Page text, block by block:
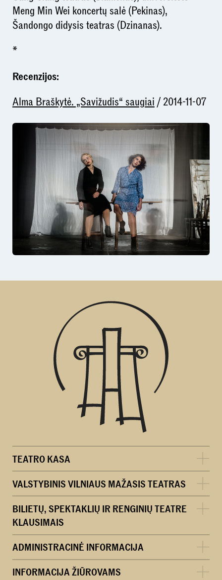
Meng Min Wei koncertų salė (Pekinas),
Šandongo didysis teatras (Dzinanas).
*
Recenzijos:
Alma Braškytė. „Savižudis“ saugiai / 2014-11-07
TEATRO KASA
VALSTYBINIS VILNIAUS MAŽASIS TEATRAS
BILIETŲ, SPEKTAKLIŲ IR RENGINIŲ TEATRE
KLAUSIMAIS
ADMINISTRACINĖ INFORMACIJA
INFORMACIJA ŽIŪROVAMS